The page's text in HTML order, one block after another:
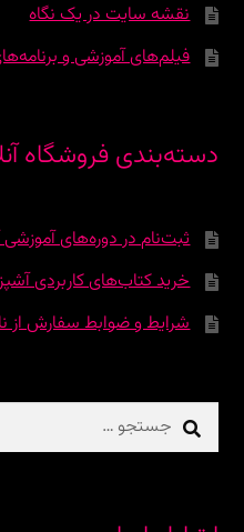
نقشه سایت در یک نگاه
فیلم‌های آموزشی و
دسته‌بندی فروشگاه
ثبت‌نام در دوره‌‌های
خرید کتاب‌های کاربردی
شرایط و ضوابط سفارش از
جستجو
برای: